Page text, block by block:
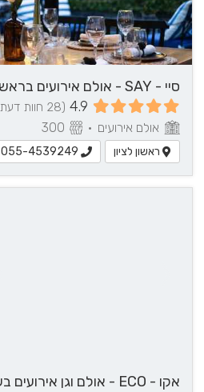
סיי - SAY - אולם אירועים בראשון לציון
4.9 (28 חוות דעת)
אולם אירועים •
ראשון לציון 055-4539249
אקו - ECO - אולם וגן אירועים בשרון